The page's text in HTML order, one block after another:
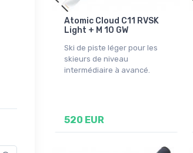
Atomic Cloud C11 RVSK
Light + M 10 GW
Ski de piste léger pour les
skieurs de niveau
intermédiaire à avancé.
520 EUR